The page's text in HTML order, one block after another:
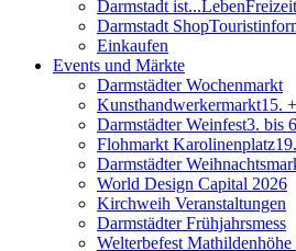
Darmstadt ist...Leben
Darmstadt Shop
Einkaufen
Events und Märkte
Darmstädter Wochenmarkt
Kunsthandwerkermarkt15.
Darmstädter Weinfest3. bis
Flohmarkt Karolinenplatz
Darmstädter
World Design Capital 2026
Kirchweih Veranstaltungen
Darmstädter Frühjahrsmess
Welterbefest Mathildenhöhe